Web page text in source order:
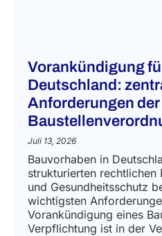
Vorankündigung
Deutschland:
Anforderungen der
Juli 13, 2026
Bauvorhaben in
strukturierten rechtlichen
und Gesundheitsschutz
wichtigsten
Vorankündigung eines
Verpflichtung ist in der